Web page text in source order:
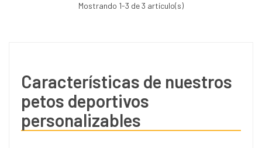
Mostrando 1-3 de 3 artículo(s)
Características de nuestros
petos deportivos
personalizables